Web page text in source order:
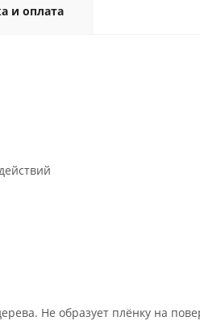
и оплата
Не образует плёнку на